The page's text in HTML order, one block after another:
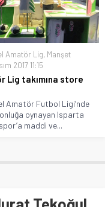
Amatör Lig, Manşet
2017 11:15
Lig takımına store
Amatör Futbol Ligi’nde
oynayan Isparta
maddi ve...